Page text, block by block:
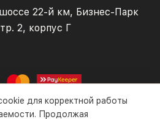
22-й км, Бизнес-Парк
2, корпус Г
для корректной работы
Продолжая